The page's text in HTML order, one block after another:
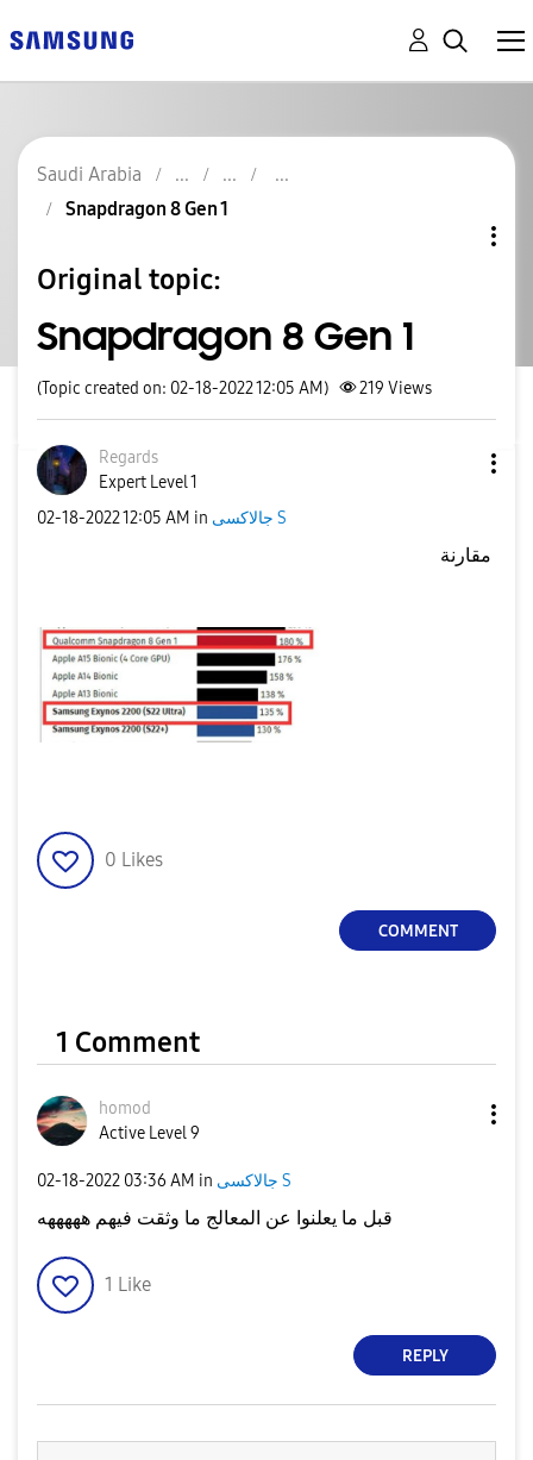
Saudi Arabia
Snapdragon 8 Gen 1
Original topic:
Snapdragon 8 Gen 1
(Topic created on: 02-18-2022 12:05 AM) 219 Views
Regards
Expert Level 1
‎02-18-202212:05 AM in جالاكسى S
0 Likes
COMMENT
1 Comment
homod
Active Level 9
‎02-18-2022 03:36 AM in جالاكسى S
قبل ما يعلنوا عن المعالج ما وثقت فيهم هههههه
1 Like
REPLY